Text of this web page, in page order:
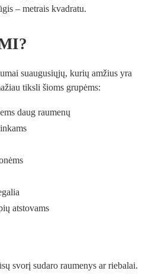
– metrais kvadratu.
suaugusiųjų, kurių amžius yra
tiksli šioms grupėms:
daug raumenų
atstovams
svorį sudaro raumenys ar riebalai.